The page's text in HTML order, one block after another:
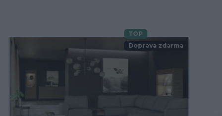
TOP
Novinka